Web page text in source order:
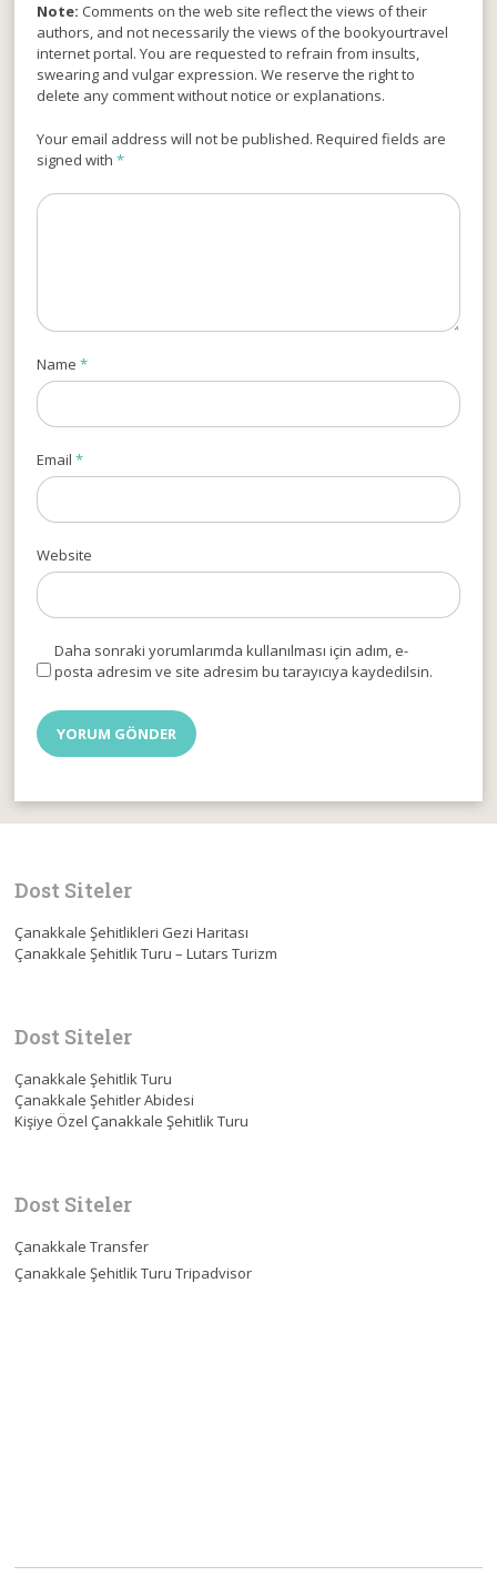
Note: Comments on the web site reflect the views of their
authors, and not necessarily the views of the bookyourtravel
internet portal. You are requested to refrain from insults,
swearing and vulgar expression. We reserve the right to
delete any comment without notice or explanations.
Your email address will not be published. Required fields are
signed with*
Name*
Email*
Website
Daha sonraki yorumlarımda kullanılması için adım, e-
posta adresim ve site adresim bu tarayıcıya kaydedilsin.
Dost Siteler
Çanakkale Şehitlikleri Gezi Haritası
Çanakkale Şehitlik Turu – Lutars Turizm
Dost Siteler
Çanakkale Şehitlik Turu
Çanakkale Şehitler Abidesi
Kişiye Özel Çanakkale Şehitlik Turu
Dost Siteler
Çanakkale Transfer
Çanakkale Şehitlik Turu Tripadvisor